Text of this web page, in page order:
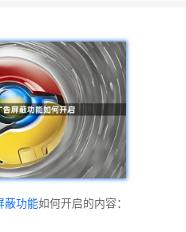
蔽功能如何开启的内容：